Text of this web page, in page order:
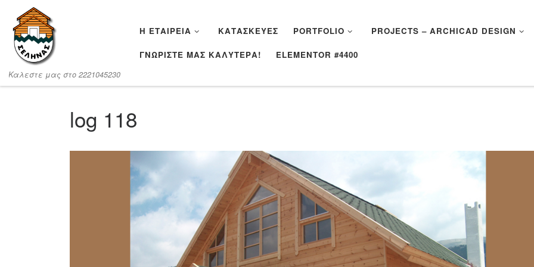
Μετάβαση στο περιεχόμενο
Καλεστε μας στο 2221045230
Η ΕΤΑΙΡΕΊΑ ΚΑΤΑΣΚΕΥΈΣ PORTFOLIO PROJECTS – ARCHICAD DESIGN
ΓΝΩΡΙΣΤΕ ΜΑΣ ΚΑΛΥΤΕΡΑ! ELEMENTOR #4400
log 118